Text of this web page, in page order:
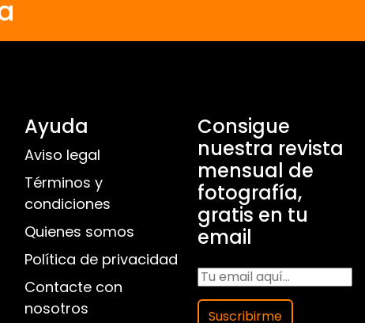
Ayuda
Aviso legal
Términos y
condiciones
Quienes somos
Política de privacidad
Contacte con
nosotros
Consigue
nuestra revista
mensual de
fotografía,
gratis en tu
email
Suscribirme